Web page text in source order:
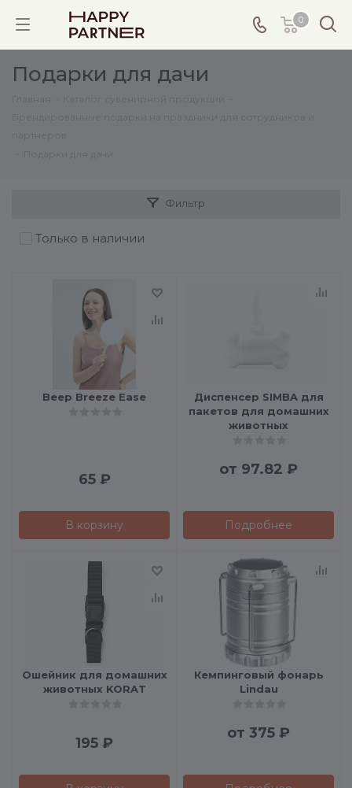
0
Подарки для дачи
Фильтр
Только в наличии
Веер Breeze Ease
65₽
В корзину
Диспенсер SIMBA для
пакетов для домашних
животных
от 97.82 ₽
Подробнее
Ошейник для домашних
животных KORAT
195 ₽
Кемпинговый фонарь
Lindau
от 375 ₽